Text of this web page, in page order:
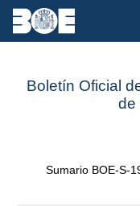
Boletín Oficial
de
Sumario BOE-S-